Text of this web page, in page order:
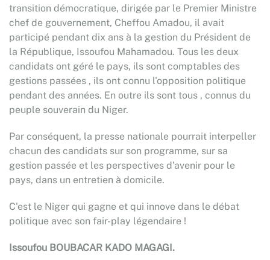
transition démocratique, dirigée par le Premier Ministre
chef de gouvernement, Cheffou Amadou, il avait
participé pendant dix ans à la gestion du Président de
la République, Issoufou Mahamadou. Tous les deux
candidats ont géré le pays, ils sont comptables des
gestions passées , ils ont connu l'opposition politique
pendant des années. En outre ils sont tous , connus du
peuple souverain du Niger.
Par conséquent, la presse nationale pourrait interpeller
chacun des candidats sur son programme, sur sa
gestion passée et les perspectives d’avenir pour le
pays, dans un entretien à domicile.
C'est le Niger qui gagne et qui innove dans le débat
politique avec son fair-play légendaire !
Issoufou BOUBACAR KADO MAGAGI.